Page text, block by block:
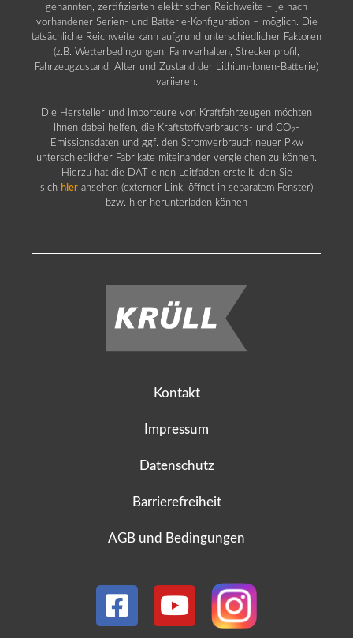
genannten, zertifizierten elektrischen Reichweite – je nach
vorhandener Serien- und Batterie-Konfiguration – möglich. Die
tatsächliche Reichweite kann aufgrund unterschiedlicher Faktoren
(z.B. Wetterbedingungen, Fahrverhalten, Streckenprofil,
Fahrzeugzustand, Alter und Zustand der Lithium-Ionen-Batterie)
variieren.
Die Hersteller und Importeure von Kraftfahrzeugen möchten
Ihnen dabei helfen, die Kraftstoffverbrauchs- und CO2 -
Emissionsdaten und ggf. den Stromverbrauch neuer Pkw
unterschiedlicher Fabrikate miteinander vergleichen zu können.
Hierzu hat die DAT einen Leitfaden erstellt, den Sie
sich hier ansehen (externer Link, öffnet in separatem Fenster)
bzw. hier herunterladen können
Kontakt
Impressum
Datenschutz
Barrierefreiheit
AGB und Bedingungen